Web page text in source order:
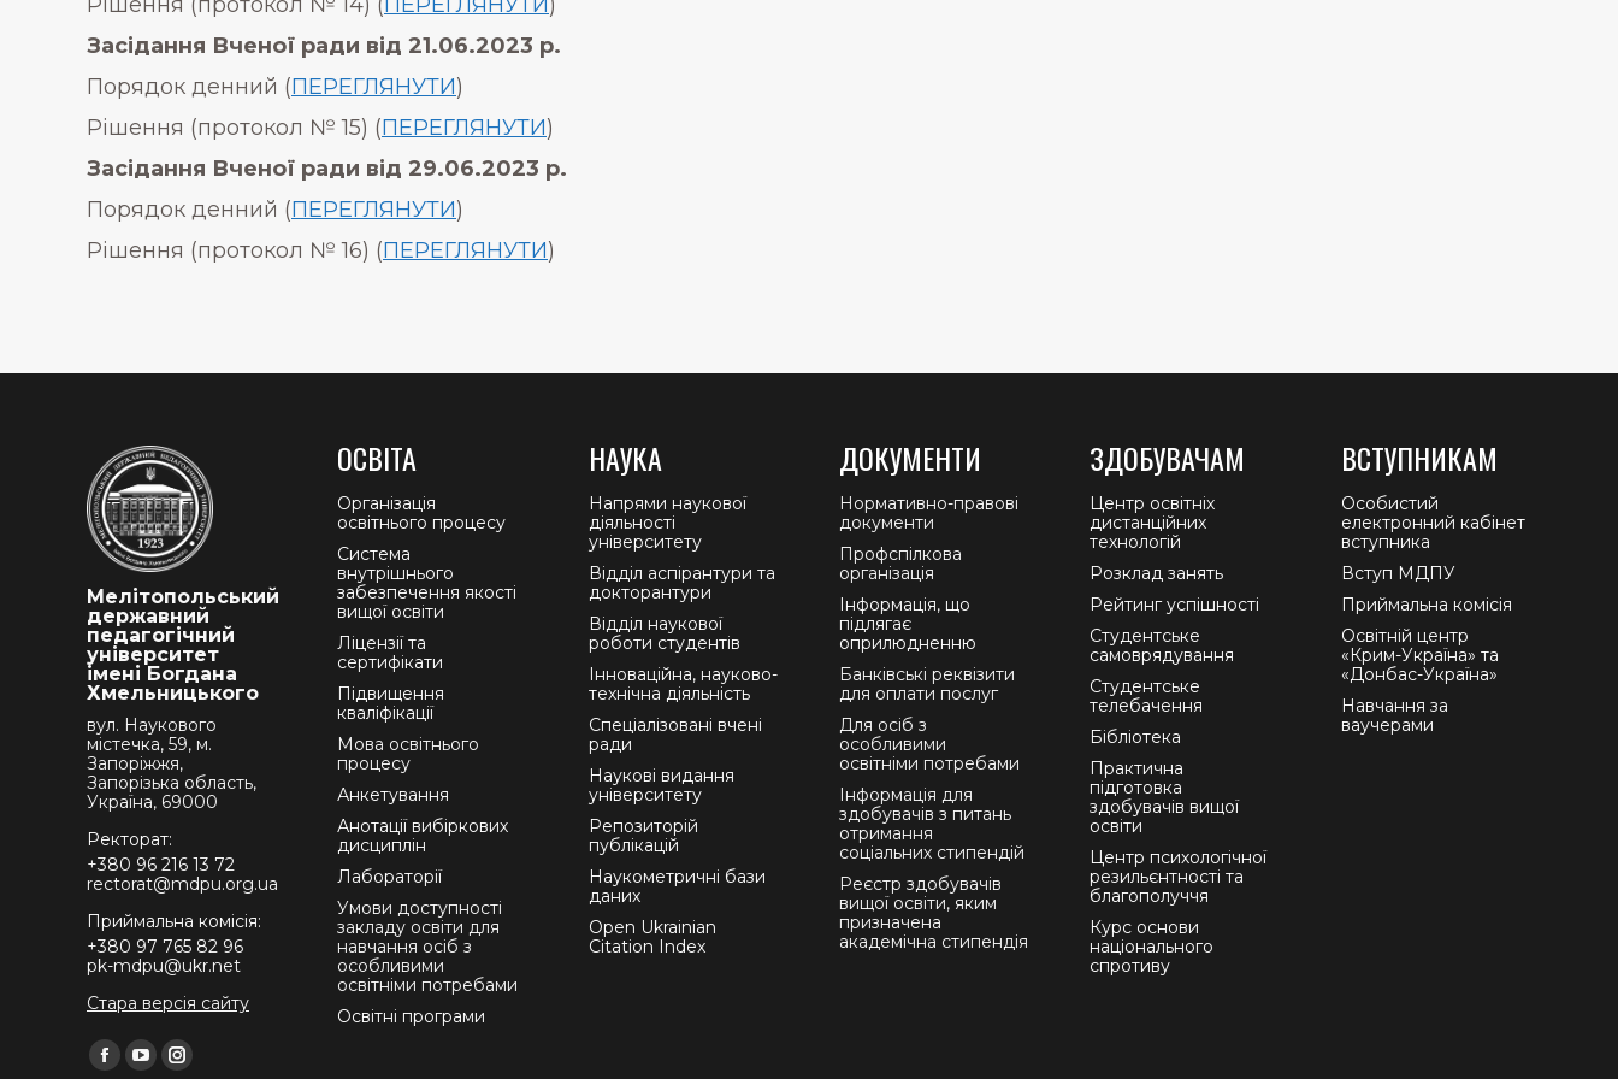
Засідання Вченої ради від 21.06.2023 р.
Порядок денний (ПЕРЕГЛЯНУТИ)
Рішення (протокол № 15) (ПЕРЕГЛЯНУТИ)
Засідання Вченої ради від 29.06.2023 р.
Порядок денний (ПЕРЕГЛЯНУТИ)
Рішення (протокол № 16) (ПЕРЕГЛЯНУТИ)
Мелітопольський
державний
педагогічний
університет
імені Богдана
Хмельницького
вул. Наукового
містечка, 59, м.
Запоріжжя,
Запорізька область,
Україна, 69000
Ректорат:
+380 96 216 13 72
rectorat@mdpu.org.ua
Приймальна комісія:
+380 97 765 82 96
pk-mdpu@ukr.net
Стара версія сайту
Find us on:
Facebook
YouTubeInstagram
ОСВІТА
Організація
освітнього процесу
Система
внутрішнього
забезпечення якості
вищої освіти
Ліцензії та
сертифікати
Підвищення
кваліфікації
Мова освітнього
процесу
Анкетування
Анотації вибіркових
дисциплін
Лабораторії
Умови доступності
закладу освіти для
навчання осіб з
особливими
освітніми потребами
Освітні програми
НАУКА
Напрями наукової
діяльності
університету
Відділ аспірантури та
докторантури
Відділ наукової
роботи студентів
Інноваційна, науково-
технічна діяльність
Спеціалізовані вчені
ради
Наукові видання
університету
Репозиторій
публікацій
Наукометричні бази
даних
Open Ukrainian
Citation Index
ДОКУМЕНТИ
Нормативно-правові
документи
Профспілкова
організація
Інформація, що
підлягає
оприлюдненню
Банківські реквізити
для оплати послуг
Для осіб з
особливими
освітніми потребами
Інформація для
здобувачів з питань
отримання
соціальних стипендій
Реєстр здобувачів
вищої освіти, яким
призначена
академічна стипендія
ЗДОБУВАЧАМ
Центр освітніх
дистанційних
технологій
Розклад занять
Рейтинг успішності
Студентське
самоврядування
Студентське
телебачення
Бібліотека
Практична
підготовка
здобувачів вищої
освіти
Центр психологічної
резильєнтності та
благополуччя
Курс основи
національного
спротиву
ВСТУПНИКАМ
Особистий
електронний кабінет
вступника
Вступ МДПУ
Приймальна комісія
Освітній центр
«Крим-Україна» та
«Донбас-Україна»
Навчання за
ваучерами